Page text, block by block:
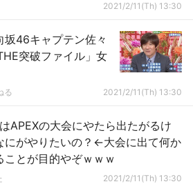
2021/2/11(Th) 13:30
46キャプテン佐々
突破ファイル」女
る 2021/2/11(Th) 13:30
APEXの大会にやたら出たがるけ
にがやりたいの？←大会に出て何か
とが目的やぞｗｗｗ
2021/2/11(Th) 13:30